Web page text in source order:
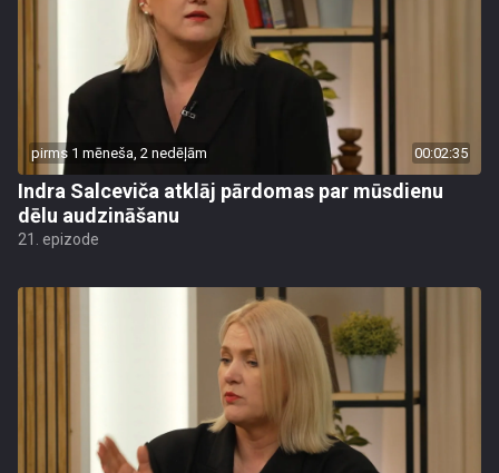
pirms 1 mēneša, 2 nedēļām 00:02:35
Indra Salceviča atklāj pārdomas par mūsdienu
dēlu audzināšanu
21. epizode